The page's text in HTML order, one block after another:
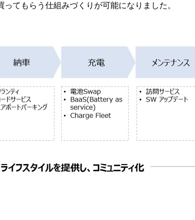
てもらう仕組みづくりが可能になりました。